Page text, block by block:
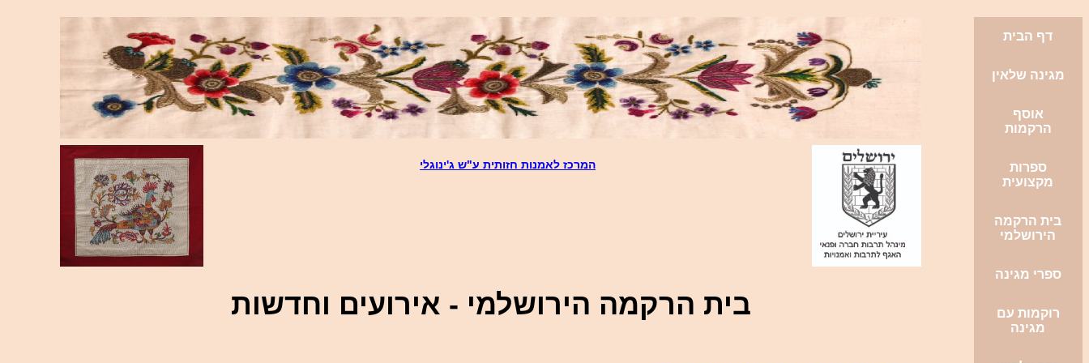
דף הבית
מגינה שלאין
אוסף
הרקמות
ספרות
מקצועית
בית הרקמה
הירושלמי
ספרי מגינה
רוקמות עם
מגינה
המרכז לאמנות חזותית ע"ש ג'ינוגלי
בית הרקמה הירושלמי - אירועים וחדשות